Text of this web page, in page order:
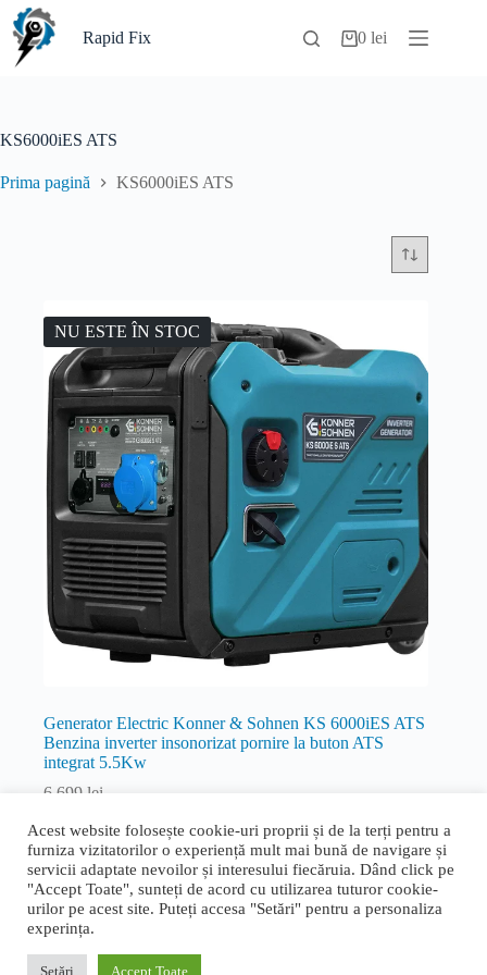
Sari
conținut
Rapid Fix
Coș0lei
KS6000iES ATS
Prima pagină KS6000iES ATS
NU ESTE ÎN STOC
Generator Electric Konner & Sohnen KS 6000iES ATS
Benzina inverter insonorizat pornire la buton ATS
integrat 5.5Kw
6.699 lei
Inverter
Citește mai mult
Termeni și condiții generale
cookie| Livrare, retur și garanție
Acest website folosește cookie-uri proprii și de la terți pentru a
furniza vizitatorilor o experiență mult mai bună de navigare și
servicii adaptate nevoilor și interesului fiecăruia. Dând click pe
"Accept Toate", sunteți de acord cu utilizarea tuturor cookie-
urilor pe acest site. Puteți accesa "Setări" pentru a personaliza
experința.
Setări Accept Toate